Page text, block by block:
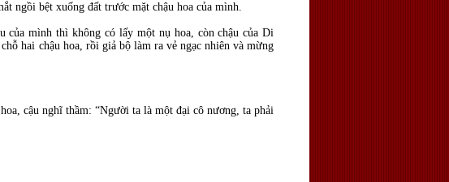
ngồi bệt xuống đất trước mặt chậu hoa của mình.
mình thì không có lấy một nụ hoa, còn chậu của Di
hai chậu hoa, rồi giả bộ làm ra vẻ ngạc nhiên và mừng
cậu nghĩ thầm: “Người ta là một đại cô nương, ta phải